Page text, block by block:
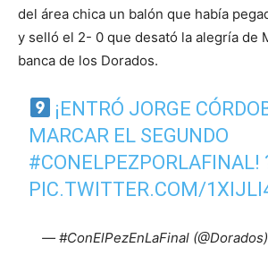
del área chica un balón que había
y selló el 2- 0 que desató la alegría de
banca de los Dorados.
¡ENTRÓ JORGE
MARCAR EL SEGUNDO
#CONELPEZPORLAFINAL!
PIC.TWITTER.COM/
— #ConElPezEnLaFinal (@Dorados)